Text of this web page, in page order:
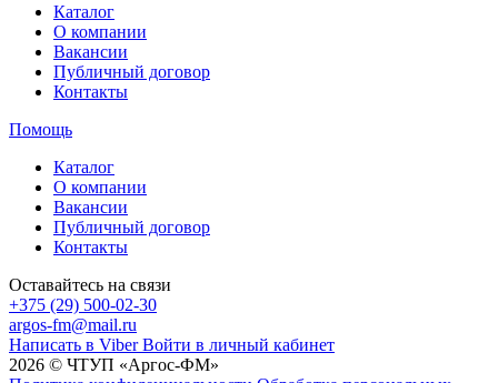
Каталог
О компании
Вакансии
Публичный договор
Контакты
Помощь
Каталог
О компании
Вакансии
Публичный договор
Контакты
Оставайтесь на связи
+375 (29) 500-02-30
argos-fm@mail.ru
Написать в Viber Войти в личный кабинет
2026 © ЧТУП «Аргос-ФМ»